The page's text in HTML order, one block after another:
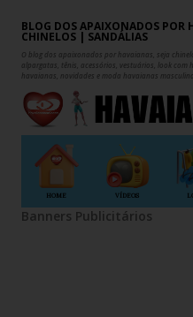
Pular para o
BLOG DOS APAIXONADOS POR
CHINELOS | SANDÁLIAS
O blog dos apaixonados por havaianas, seja
alpargatas, tênis, acessórios, vestuários, look com
havaianas, novidades e moda havaianas
HOME VÍDEOS
Banners Publicitários